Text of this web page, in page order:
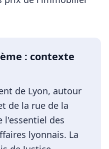
: contexte
de Lyon, autour
de la rue de la
l'essentiel des
lyonnais. La